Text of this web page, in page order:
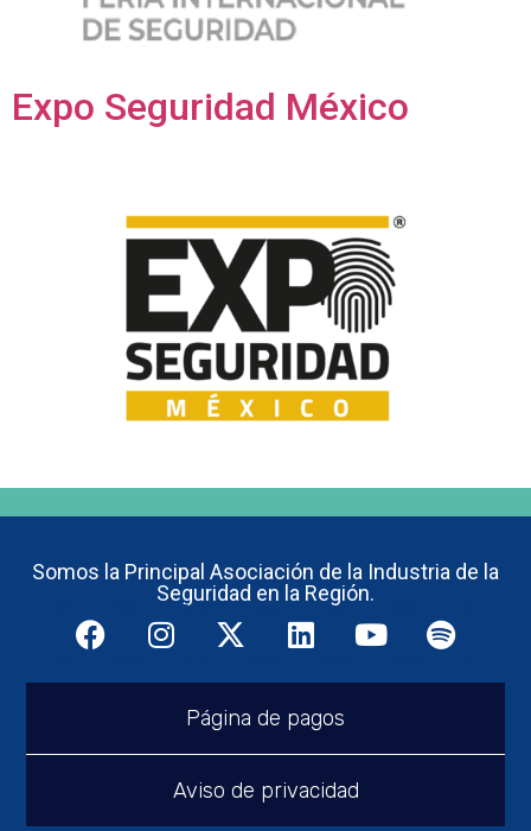
Expo Seguridad México
Somos la Principal Asociación de la Industria de la
Seguridad en la Región.
Página de pagos
Aviso de privacidad